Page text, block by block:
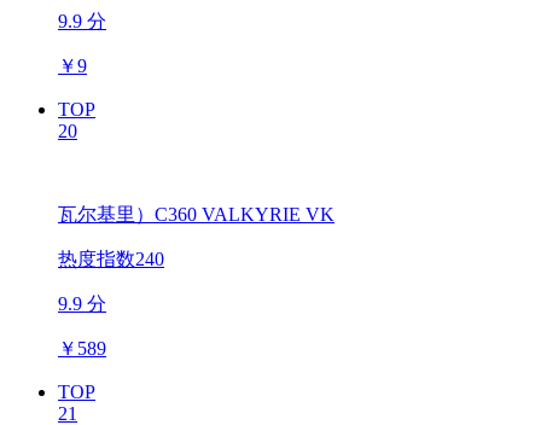
9.9 分
￥9
TOP
20
瓦尔基里）C360 VALKYRIE VK
热度指数240
9.9 分
￥ 589
TOP
21